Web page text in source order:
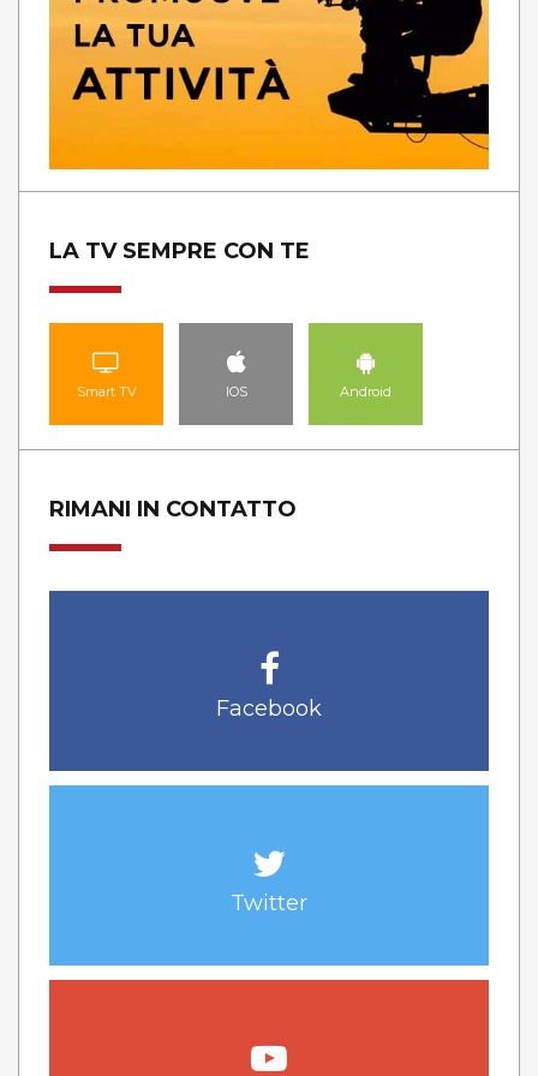
LA TV SEMPRE CON TE
Smart TV IOS Android
RIMANI IN CONTATTO
Facebook
Twitter